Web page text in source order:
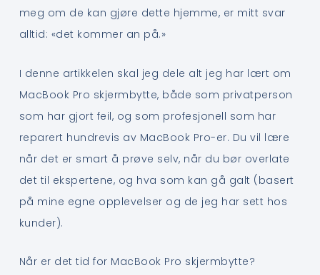
meg om de kan gjøre dette hjemme, er mitt svar
alltid: «det kommer an på.»
I denne artikkelen skal jeg dele alt jeg har lært om
MacBook Pro skjermbytte, både som privatperson
som har gjort feil, og som profesjonell som har
reparert hundrevis av MacBook Pro-er. Du vil lære
når det er smart å prøve selv, når du bør overlate
det til ekspertene, og hva som kan gå galt (basert
på mine egne opplevelser og de jeg har sett hos
kunder).
Når er det tid for MacBook Pro skjermbytte?